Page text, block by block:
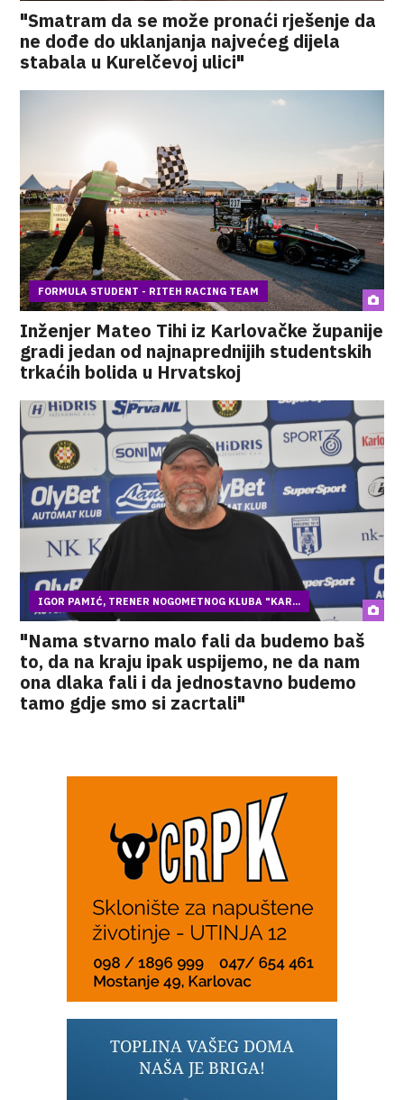
"Smatram da se može pronaći rješenje da
ne dođe do uklanjanja najvećeg dijela
stabala u Kurelčevoj ulici"
FORMULA STUDENT - RITEH RACING TEAM
Inženjer Mateo Tihi iz Karlovačke županije
gradi jedan od najnaprednijih studentskih
trkaćih bolida u Hrvatskoj
IGOR PAMIĆ, TRENER NOGOMETNOG KLUBA "KAR...
"Nama stvarno malo fali da budemo baš
to, da na kraju ipak uspijemo, ne da nam
ona dlaka fali i da jednostavno budemo
tamo gdje smo si zacrtali"